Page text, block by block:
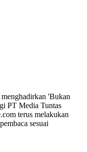
'Bukan
PT Media Tuntas
terus melakukan
sesuai